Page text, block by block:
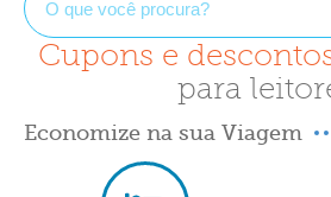
Cupons e
para
Economize na sua Viagem